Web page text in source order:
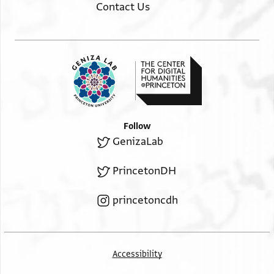
Contact Us
Follow
GenizaLab
PrincetonDH
princetoncdh
Accessibility